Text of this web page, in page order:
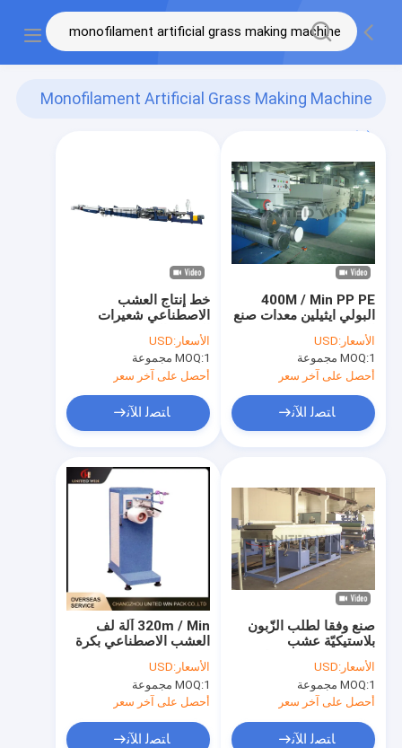
Monofilament Artificial Grass Making Machine
(5)
خط إنتاج العشب
الاصطناعي شعيرات
العشب البلاستيكية
الأسعار:USD
MOQ:1 مجموعة
أحصل على آخر سعر
ﺎﺘﺼﻟ ﺍﻶﻧ
400M / Min PP PE
البولي ايثيلين معدات صنع
العشب الاصطناعي
الأسعار:USD
MOQ:1 مجموعة
أحصل على آخر سعر
ﺎﺘﺼﻟ ﺍﻶﻧ
320m / Min آلة لف
العشب الاصطناعي بكرة
لفائف من النايلون
الأسعار:USD
MOQ:1 مجموعة
أحصل على آخر سعر
ﺎﺘﺼﻟ ﺍﻶﻧ
صنع وفقا لطلب الزّبون
بلاستيكيّة عشب
اصطناعيّة خيط خيط حيدة
يجعل آلة
الأسعار:USD
MOQ:1 مجموعة
أحصل على آخر سعر
ﺎﺘﺼﻟ ﺍﻶﻧ